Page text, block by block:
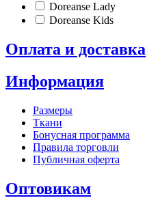
Doreanse Lady
Doreanse Kids
Оплата и доставка
Информация
Размеры
Ткани
Бонусная программа
Правила торговли
Публичная оферта
Оптовикам